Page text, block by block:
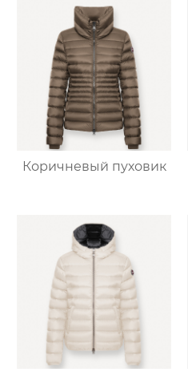
Коричневый пуховик